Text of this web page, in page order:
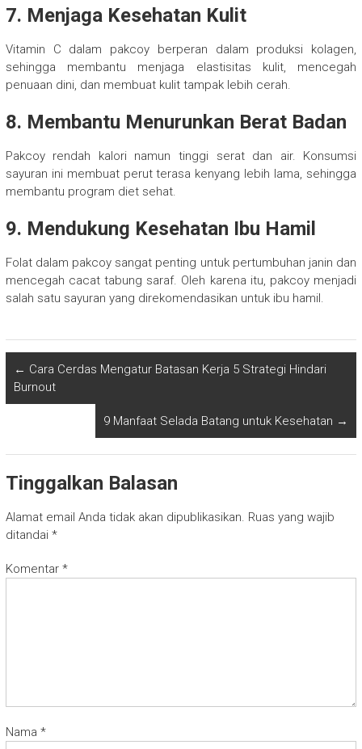
7. Menjaga Kesehatan Kulit
Vitamin C dalam pakcoy berperan dalam produksi kolagen,
sehingga membantu menjaga elastisitas kulit, mencegah
penuaan dini, dan membuat kulit tampak lebih cerah.
8. Membantu Menurunkan Berat Badan
Pakcoy rendah kalori namun tinggi serat dan air. Konsumsi
sayuran ini membuat perut terasa kenyang lebih lama, sehingga
membantu program diet sehat.
9. Mendukung Kesehatan Ibu Hamil
Folat dalam pakcoy sangat penting untuk pertumbuhan janin dan
mencegah cacat tabung saraf. Oleh karena itu, pakcoy menjadi
salah satu sayuran yang direkomendasikan untuk ibu hamil.
← Cara Cerdas Mengatur Batasan Kerja 5 Strategi Hindari
Burnout
9 Manfaat Selada Batang untuk Kesehatan →
Tinggalkan Balasan
Alamat email Anda tidak akan dipublikasikan. Ruas yang wajib
ditandai *
Komentar *
Nama *